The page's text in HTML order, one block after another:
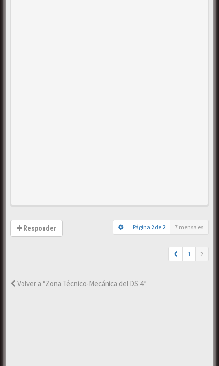
Responder Página 2 de 2 7 mensajes
1 2
Volver a “Zona Técnico-Mecánica del DS 4.”